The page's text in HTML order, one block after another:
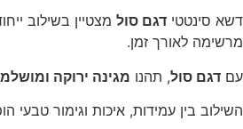
דשא סינטטי דגם סול מצטיין בשילוב
מרשימה לאורך זמן.
עם דגם סול, תהנו מגינה ירוקה
השילוב בין עמידות, איכות וגימור טבעי